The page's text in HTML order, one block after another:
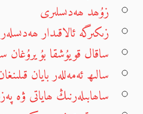
زۇھد ھەدىسلىرى
زىكىرگە ئالاقىدار ھەدىسلەر
ساقال قويۇشقا بۇيرۇغان
سالىھ ئەمەللەر بايان
ساھابىلەرنىڭ ھاياتى ۋە